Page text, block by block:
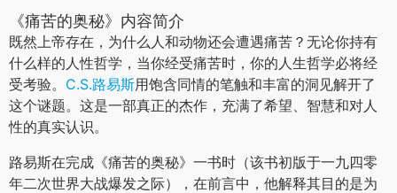
《痛苦的奥秘》内容简介
既然上帝存在，为什么人和动物还会遭遇痛苦？无论你持有
什么样的人性哲学，当你经受痛苦时，你的人生哲学必将经
受考验。 C.S.路易斯用饱含同情的笔触和丰富的洞见解开了
这个谜题。这是一部真正的杰作，充满了希望、智慧和对人
性的真实认识。
路易斯在完成《痛苦的奥秘》一书时（该书初版于一九四零
年二次世界大战爆发之际），在前言中，他解释其目的是为